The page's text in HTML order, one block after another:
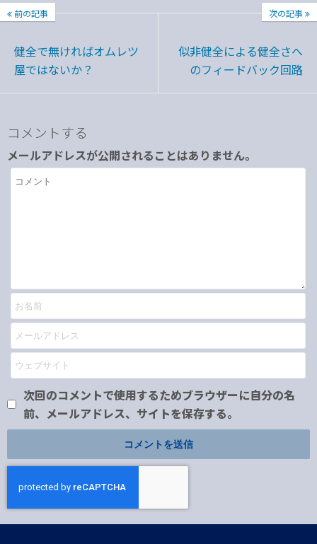
前の記事
健全で無ければオムレツ
屋ではないか？
次の記事
似非健全による健全さへ
のフィードバック回路
コメントする
メールアドレスが公開されることはありません。
次回のコメントで使用するためブラウザーに自分の名
前、メールアドレス、サイトを保存する。